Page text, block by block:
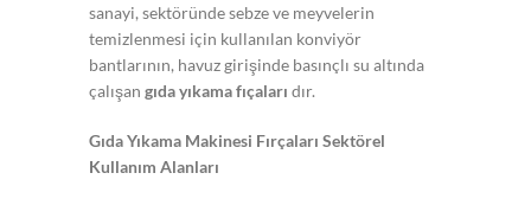
sanayi, sektöründe sebze ve meyvelerin
temizlenmesi için kullanılan konviyör
bantlarının, havuz girişinde basınçlı su altında
çalışan gıda yıkama fıçaları dır.
Gıda Yıkama Makinesi Fırçaları Sektörel
Kullanım Alanları